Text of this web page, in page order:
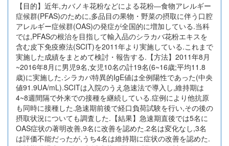
【目的】近年,カバノキ花粉などによる花粉―食物アレルギー
症候群(PFAS)のために,多品目の果物・野菜の摂取に伴う口腔
アレルギー症候群(OAS)の発症が全国的に増加している.当科
では,PFASの根治を目指して輸入品のシラカバ花粉エキスを
含む皮下免疫療法(SCIT)を2011年より実施している.これまで
実施した成績をまとめて検討・報告する.【方法】2011年8月
~2016年8月に男児9名,女児10名の計19名(6~16歳;平均11.8
歳)に実施した.シラカバ特異的IgE値は全例陽性であった(中央
値91.9UA/mL).SCITは入院のうえ急速法で導入し,維持期は
4~8週間隔で外来での接種を継続している.症例により他抗原
も同時に接種した.急速期前後で経口負荷試験を行い,その後の
摂取状況についても調査した.【結果】急速期直後では5名に
OAS症状の著明改善,9名に改善を認めた.2名は変化なし,3名
は評価不能だったが,うち4名は維持期に症状の改善を認めた.